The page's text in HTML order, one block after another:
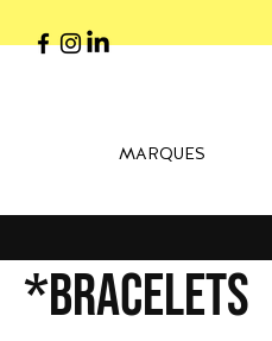
MARQUES
*Bracelets